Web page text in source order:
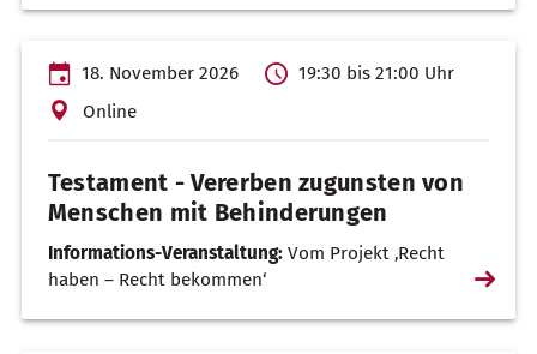
18. November 2026
19:30 bis 21:00 Uhr
Online
Testament - Vererben zugunsten von
Menschen mit Behinderungen
Informations-Veranstaltung:Vom Projekt ‚Recht
haben – Recht bekommen‘